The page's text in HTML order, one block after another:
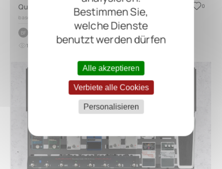
Bestimmen Sie,
welche Dienste
benutzt werden dürfen
Alle akzeptieren
Verbiete alle Cookies
Personalisieren
Queer Nostalgic Lofi Indie Board
based on
BF
14 vor 26 Tagen
0